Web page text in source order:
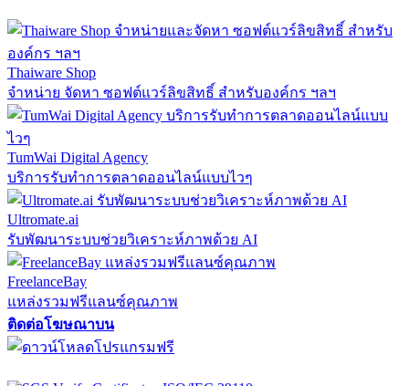
Thaiware Shop
จำหน่าย จัดหา ซอฟต์แวร์ลิขสิทธิ์ สำหรับองค์กร ฯลฯ
TumWai Digital Agency
บริการรับทำการตลาดออนไลน์แบบไวๆ
Ultromate.ai
รับพัฒนาระบบช่วยวิเคราะห์ภาพด้วย AI
FreelanceBay
แหล่งรวมฟรีแลนซ์คุณภาพ
ติดต่อโฆษณาบน